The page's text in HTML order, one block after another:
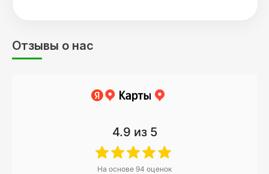
Отзывы о нас
4.9 из 5
На основе 94 оценок